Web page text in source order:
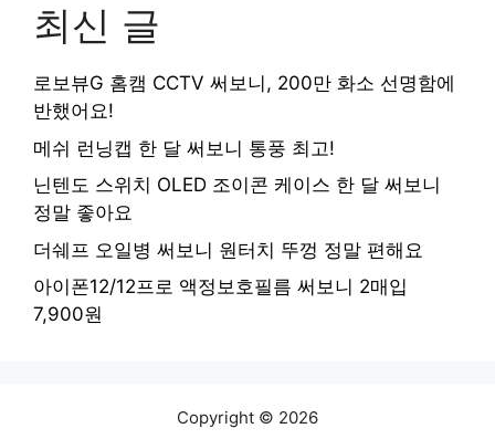
최신 글
로보뷰G 홈캠 CCTV 써보니, 200만 화소 선명함에
반했어요!
메쉬 런닝캡 한 달 써보니 통풍 최고!
닌텐도 스위치 OLED 조이콘 케이스 한 달 써보니
정말 좋아요
더쉐프 오일병 써보니 원터치 뚜껑 정말 편해요
아이폰12/12프로 액정보호필름 써보니 2매입
7,900원
Copyright © 2026